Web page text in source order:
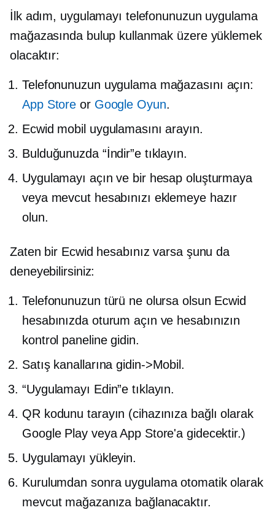
İlk adım, uygulamayı telefonunuzun uygulama
mağazasında bulup kullanmak üzere yüklemek
olacaktır:
Telefonunuzun uygulama mağazasını açın:
App Store or Google Oyun.
Ecwid mobil uygulamasını arayın.
Bulduğunuzda “İndir”e tıklayın.
Uygulamayı açın ve bir hesap oluşturmaya
veya mevcut hesabınızı eklemeye hazır
olun.
Zaten bir Ecwid hesabınız varsa şunu da
deneyebilirsiniz:
Telefonunuzun türü ne olursa olsun Ecwid
hesabınızda oturum açın ve hesabınızın
kontrol paneline gidin.
Satış kanallarına gidin->Mobil.
“Uygulamayı Edin”e tıklayın.
QR kodunu tarayın (cihazınıza bağlı olarak
Google Play veya App Store'a gidecektir.)
Uygulamayı yükleyin.
Kurulumdan sonra uygulama otomatik olarak
mevcut mağazanıza bağlanacaktır.